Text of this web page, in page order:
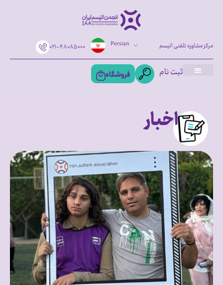
۰۲۱-۴۸۰۸۵۰۰۰ Persian مرکز مشاوره تلفنی اتیسم
ثبت نام فروشگاه
اخبار